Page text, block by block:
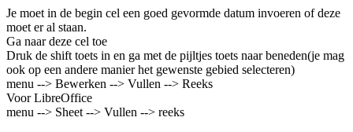
Je moet in de begin cel een goed gevormde datum invoeren of deze
moet er al staan.
Ga naar deze cel toe
Druk de shift toets in en ga met de pijltjes toets naar beneden(je mag
ook op een andere manier het gewenste gebied selecteren)
menu --> Bewerken --> Vullen --> Reeks
Voor LibreOffice
menu --> Sheet --> Vullen --> reeks